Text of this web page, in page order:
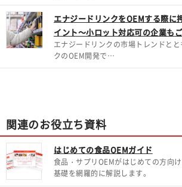
エナジードリンクをOEMする際に
イント～小ロット対応可の企業も
エナジードリンクの市場トレンドと
クのOEM開発で…
関連のお役立ち資料
はじめての食品OEMガイド
食品・サプリOEMがはじめての方向
基礎を網羅的に解説します。